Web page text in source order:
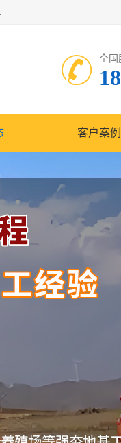
在行业内具有较高的度和良好的口碑。
全国
客户案例